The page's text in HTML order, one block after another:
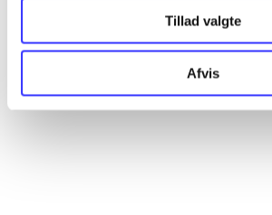
Tillad valgte
Afvis
Artikler
Alle registrerede artikler fordelt på